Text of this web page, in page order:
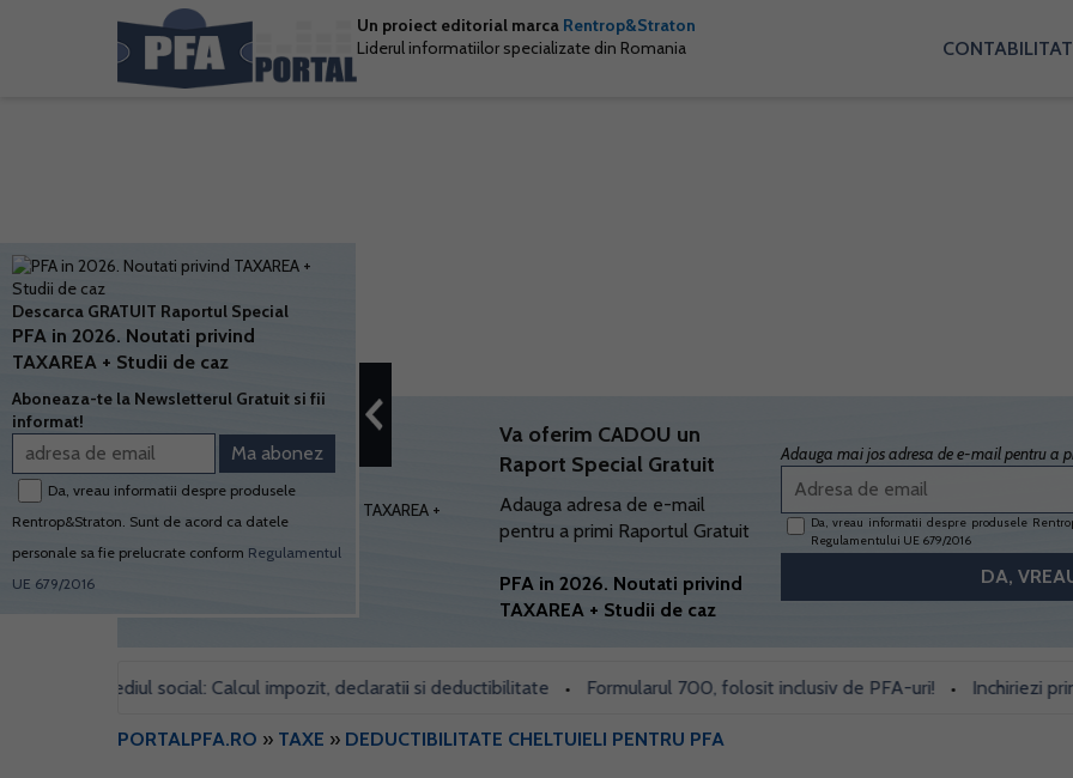
Un proiect editorial marca Rentrop&Straton
Liderul informatiilor specializate din Romania
Va oferim CADOU un
Raport Special Gratuit
Adauga adresa de e-mail
pentru a primi Raportul Gratuit
PFA in 2026. Noutati privind
TAXAREA + Studii de caz
Adauga mai jos adresa de e-mail pentru a
Da, vreau informatii despre produsele
Regulamentului UE 679/2016
sediul social: Calcul impozit, declaratii si deductibilitate • Formularul 700, folosit inclusiv de PFA-uri! • Inchiriezi prin
PORTALPFA.RO » TAXE » DEDUCTIBILITATE CHELTUIELI PENTRU PFA
Descarca GRATUIT Raportul Special
PFA in 2026. Noutati privind
TAXAREA + Studii de caz
Aboneaza-te la Newsletterul Gratuit si fii
informat!
Da, vreau informatii despre produsele
Rentrop&Straton. Sunt de acord ca datele
personale sa fie prelucrate conform Regulamentul
UE 679/2016